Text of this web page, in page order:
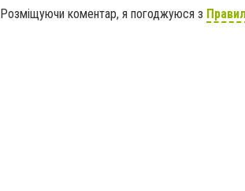
Розміщуючи коментар, я погоджуюся з